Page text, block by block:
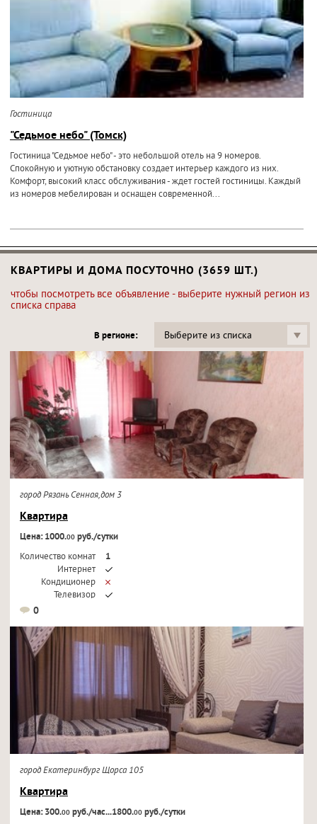
Гостиница
"Седьмое небо" (Томск)
Гостиница "Седьмое небо" - это небольшой отель на 9 номеров.
Спокойную и уютную обстановку создает интерьер каждого из них.
Комфорт, высокий класс обслуживания - ждет гостей гостиницы. Каждый
из номеров мебелирован и оснащен современной...
КВАРТИРЫ И ДОМА ПОСУТОЧНО (3659 ШТ.)
чтобы посмотреть все объявление - выберите нужный регион из
списка справа
В регионе: Выберите из списка
город Рязань Сенная,дом 3
Квартира
Цена: 1000.00руб./сутки
Количество комнат
1
Интернет
Кондиционер
Телевизор
0
город Екатеринбург Щорса 105
Квартира
Цена: 300.00руб./час...1800.00руб./сутки